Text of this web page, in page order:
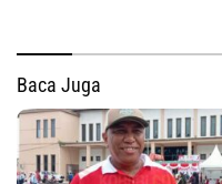
Baca Juga